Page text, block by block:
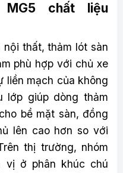
chất liệu
thất, thảm lót sàn
phù hợp với chủ xe
liền mạch của không
lớp giúp dòng thảm
bề mặt sàn, đồng
lên cao hơn so với
thị trường, nhóm
vị ở phân khúc chú